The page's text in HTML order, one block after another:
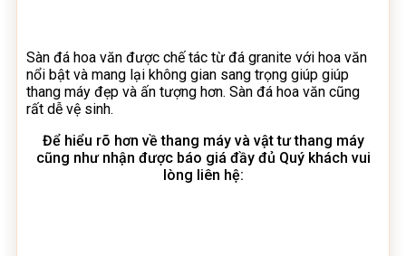
Sàn đá hoa văn được chế tác từ đá granite với hoa văn
nổi bật và mang lại không gian sang trọng giúp giúp
thang máy đẹp và ấn tượng hơn. Sàn đá hoa văn cũng
rất dễ vệ sinh.
Để hiểu rõ hơn về thang máy và vật tư thang máy
cũng như nhận được báo giá đầy đủ Quý khách vui
lòng liên hệ: